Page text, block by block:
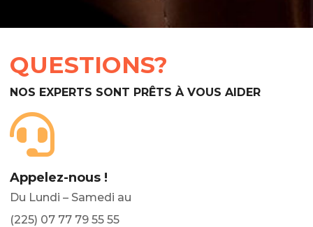
QUESTIONS?
NOS EXPERTS SONT PRÊTS À VOUS AIDER
Appelez-nous !
Du Lundi – Samedi au
(225) 07 77 79 55 55